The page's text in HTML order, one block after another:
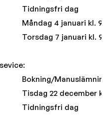
Tidningsfri dag
Måndag 4 januari kl. 9
Torsdag 7 januari kl. 9
Bokning/
Tisdag 22 december kl.
Tidningsfri dag